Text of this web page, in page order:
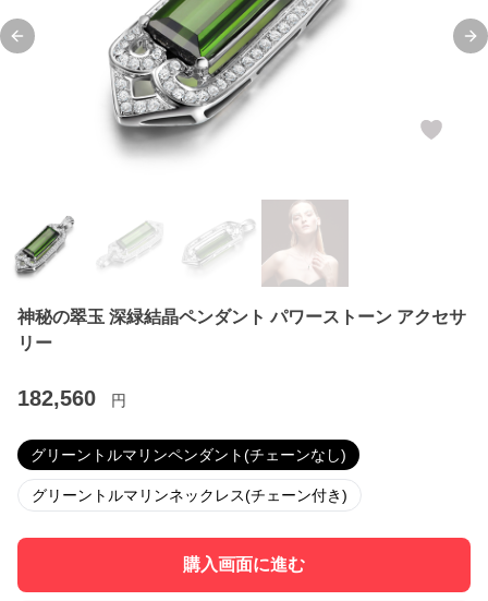
Previous slide
神秘の翠玉 深緑結晶ペンダント パワーストーン アクセサ
リー
182,560 円
グリーントルマリンペンダント(チェーンなし)
グリーントルマリンネックレス(チェーン付き)
購入画面に進む